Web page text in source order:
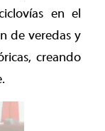
en el
de veredas y
creando